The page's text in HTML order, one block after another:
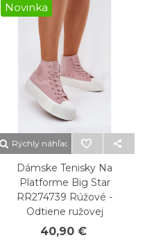
Novinka
Rýchly náhľad
Dámske Tenisky Na
Platforme Big Star
RR274739 Rúžové -
Odtiene ružovej
40,90 €